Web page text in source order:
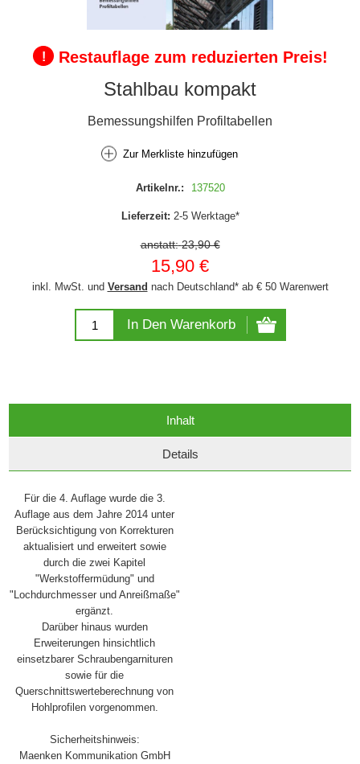
! Restauflage zum reduzierten Preis!
Stahlbau kompakt
Bemessungshilfen Profiltabellen
Zur Merkliste hinzufügen
Artikelnr.: 137520
Lieferzeit: 2-5 Werktage*
anstatt: 23,90 €
15,90 €
inkl. MwSt. und Versand nach Deutschland* ab € 50 Warenwert
In Den Warenkorb
Inhalt
Details
Für die 4. Auflage wurde die 3.
Auflage aus dem Jahre 2014 unter
Berücksichtigung von Korrekturen
aktualisiert und erweitert sowie
durch die zwei Kapitel
"Werkstoffermüdung" und
"Lochdurchmesser und Anreißmaße"
ergänzt.
Darüber hinaus wurden
Erweiterungen hinsichtlich
einsetzbarer Schraubengarnituren
sowie für die
Querschnittswerteberechnung von
Hohlprofilen vorgenommen.
Sicherheitshinweis:
Maenken Kommunikation GmbH